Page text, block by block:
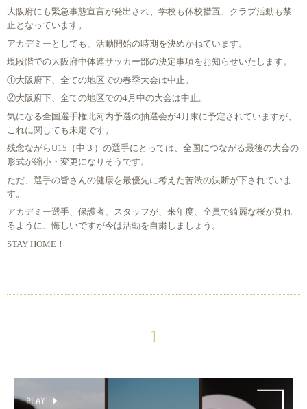
大阪府にも緊急事態宣言が発出され、学校も休校措置、クラブ活動も禁
止となっています。
アカデミーとしても、活動開始の時期を決めかねています。
現段階での大阪府中体連サッカー部の決定事項をお知らせいたします。
①大阪府下、全ての地区での春季大会は中止。
②大阪府下、全ての地区での4月中の大会は中止。
気になる全国選手権北河内予選の抽選会が4月末に予定されていますが、
これに関しても未定です。
残念ながらU15（中３）の選手にとっては、全国につながる最後の大会の
形式が縮小・変更になりそうです。
ただ、選手の皆さんの健康を最優先に考えた苦渋の決断が下されていま
す。
アカデミー選手、保護者、スタッフが、来年度、全員で綺麗な桜が見れ
るように、悔しいですが今は活動を自粛しましょう。
STAY HOME！
1